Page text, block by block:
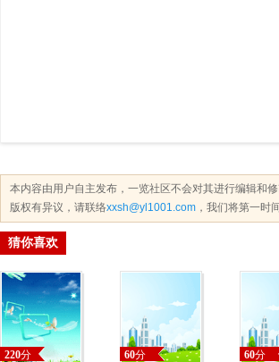
本内容由用户自主发布，一览社区不会对其进行编辑和
版权有异议，请联络xxsh@yl1001.com ，我们将第一时
猜你喜欢
220分 60分 60分